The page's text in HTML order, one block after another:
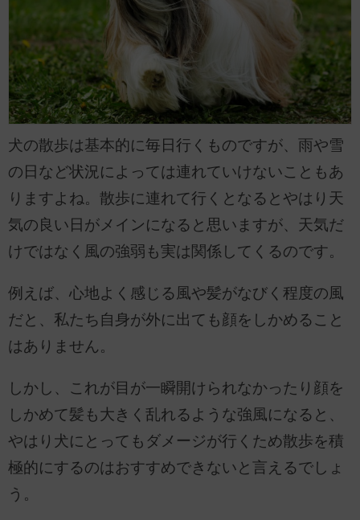
犬の散歩は基本的に毎日行くものですが、雨や雪
の日など状況によっては連れていけないこともあ
りますよね。散歩に連れて行くとなるとやはり天
気の良い日がメインになると思いますが、天気だ
けではなく風の強弱も実は関係してくるのです。
例えば、心地よく感じる風や髪がなびく程度の風
だと、私たち自身が外に出ても顔をしかめること
はありません。
しかし、これが目が一瞬開けられなかったり顔を
しかめて髪も大きく乱れるような強風になると、
やはり犬にとってもダメージが行くため散歩を積
極的にするのはおすすめできないと言えるでしょ
う。